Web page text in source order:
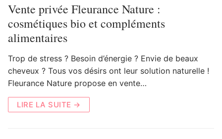
Vente privée Fleurance Nature :
cosmétiques bio et compléments
alimentaires
Trop de stress ? Besoin d’énergie ? Envie de beaux
cheveux ? Tous vos désirs ont leur solution naturelle !
Fleurance Nature propose en vente…
LIRE LA SUITE →